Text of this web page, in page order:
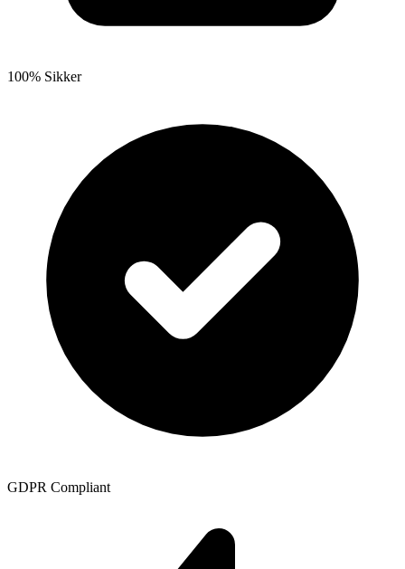
100% Sikker
GDPR Compliant